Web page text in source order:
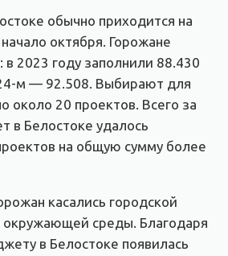
обычно приходится на
октября. Горожане
в 2023 году заполнили 88.430
м — 92.508. Выбирают для
около 20 проектов. Всего за
в Белостоке удалось
на общую сумму более
касались городской
окружающей среды. Благодаря
в Белостоке появилась